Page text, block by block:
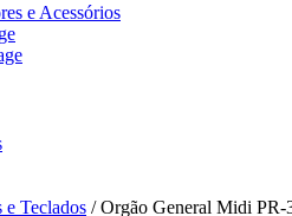
e Acessórios
e Teclados /Orgão General Midi PR-